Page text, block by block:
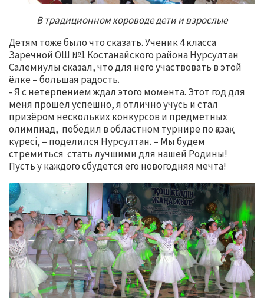
В традиционном хороводе дети и взрослые
Детям тоже было что сказать. Ученик 4 класса
Заречной ОШ №1 Костанайского района Нурсултан
Салемиулы сказал, что для него участвовать в этой
ёлке – большая радость.
- Я с нетерпением ждал этого момента. Этот год для
меня прошел успешно, я отлично учусь и стал
призёром нескольких конкурсов и предметных
олимпиад, победил в областном турнире по қазақ
күресі, – поделился Нурсултан. – Мы будем
стремиться стать лучшими для нашей Родины!
Пусть у каждого сбудется его новогодняя мечта!